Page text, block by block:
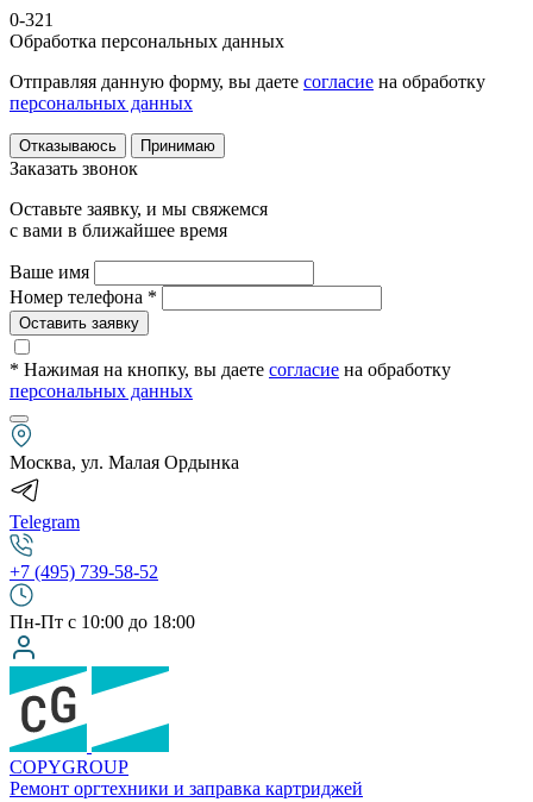
0-321
Обработка персональных данных
Отправляя данную форму, вы даете согласие на обработку
персональных данных
Отказываюсь Принимаю
Заказать звонок
Оставьте заявку, и мы свяжемся
с вами в ближайшее время
Ваше имя
Номер телефона *
Оставить заявку
* Нажимая на кнопку, вы даете согласие на обработку
персональных данных
Москва, ул. Малая Ордынка
Telegram
+7 (495) 739-58-52
Пн-Пт с 10:00 до 18:00
COPYGROUP
Ремонт оргтехники и заправка картриджей